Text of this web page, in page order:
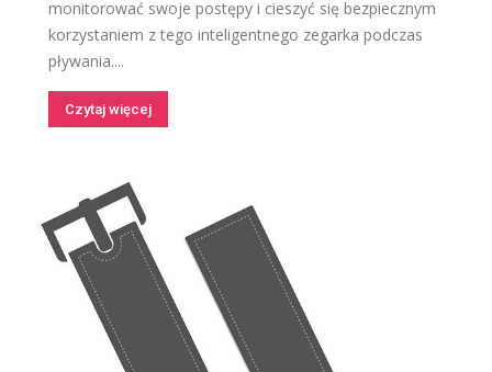
monitorować swoje postępy i cieszyć się bezpiecznym
korzystaniem z tego inteligentnego zegarka podczas
pływania....
Czytaj więcej